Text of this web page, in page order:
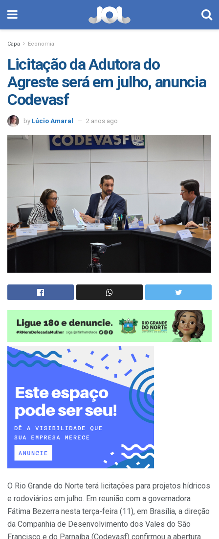
Capa Economia
Licitação da Adutora do
Agreste será em julho, anuncia
Codevasf
by Lúcio Amaral 2 anos ago
O Rio Grande do Norte terá licitações para projetos hídricos
e rodoviários em julho. Em reunião com a governadora
Fátima Bezerra nesta terça-feira (11), em Brasília, a direção
da Companhia de Desenvolvimento dos Vales do São
Francisco e do Parnaíba (Codevasf) confirmou a abertura